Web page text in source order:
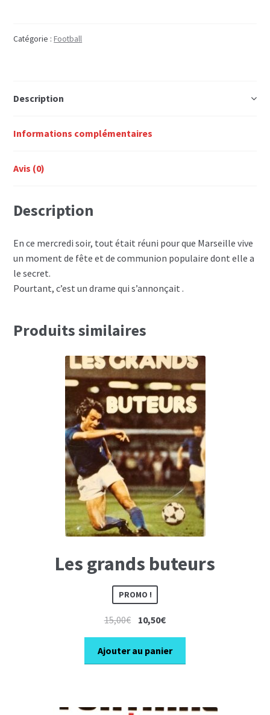
VELODROME
Catégorie :Football
Description
Informations complémentaires
Avis (0)
Description
En ce mercredi soir, tout était réuni pour que Marseille vive
un moment de fête et de communion populaire dont elle a
le secret.
Pourtant, c’est un drame qui s’annonçait .
Produits similaires
Les grands buteurs
PROMO !
15,00€ Le
prix
initial
était :
10,50€Le
prix
actuel
est :
Ajouter au panier